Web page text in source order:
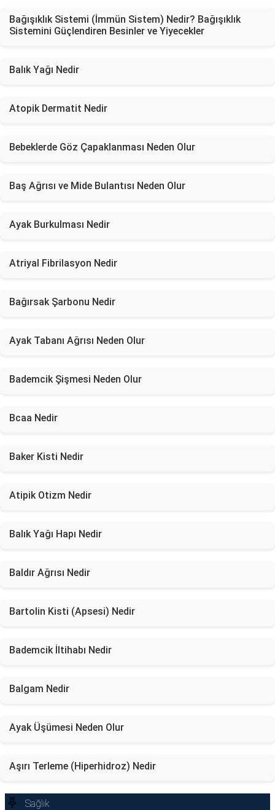
Bağışıklık Sistemi (İmmün Sistem) Nedir? Bağışıklık
Sistemini Güçlendiren Besinler ve Yiyecekler
Balık Yağı Nedir
Atopik Dermatit Nedir
Bebeklerde Göz Çapaklanması Neden Olur
Baş Ağrısı ve Mide Bulantısı Neden Olur
Ayak Burkulması Nedir
Atriyal Fibrilasyon Nedir
Bağırsak Şarbonu Nedir
Ayak Tabanı Ağrısı Neden Olur
Bademcik Şişmesi Neden Olur
Bcaa Nedir
Baker Kisti Nedir
Atipik Otizm Nedir
Balık Yağı Hapı Nedir
Baldır Ağrısı Nedir
Bartolin Kisti (Apsesi) Nedir
Bademcik İltihabı Nedir
Balgam Nedir
Ayak Üşümesi Neden Olur
Aşırı Terleme (Hiperhidroz) Nedir
Sağlık